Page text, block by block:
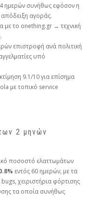
ημερών συνήθως εφόσον η
απόδειξη αγοράς.
με το onething.gr → τεχνική
επιστροφή ανά πολιτική
υπό
9.1/10 για επίσημα
με τοπικό service
2 μηνών
ποσοστό ελαττωμάτων
εντός 60 ημερών, με τα
χειριστήρια φόρτισης
τα οποία συνήθως